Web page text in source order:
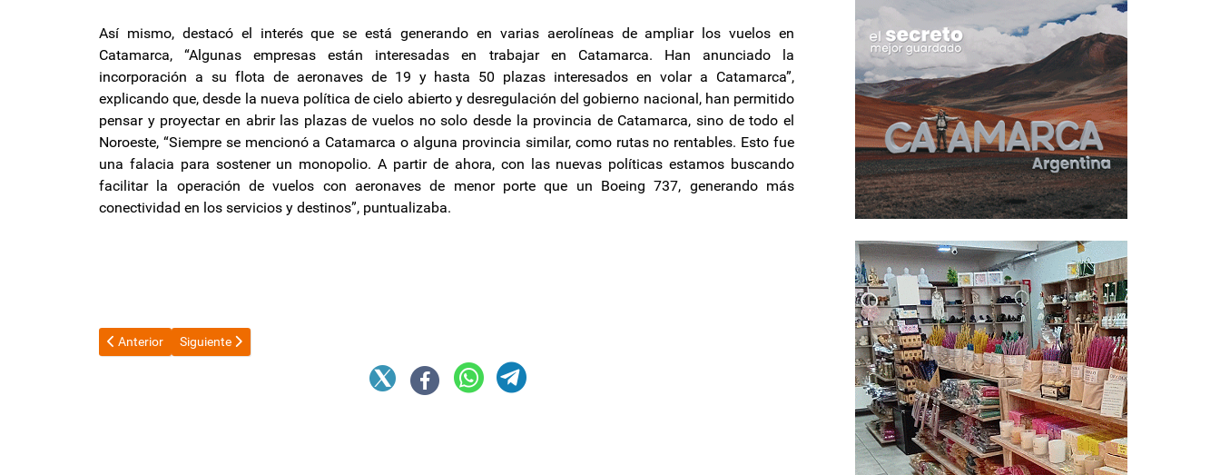
Así mismo, destacó el interés que se está generando en varias aerolíneas de ampliar los vuelos en
Catamarca, “Algunas empresas están interesadas en trabajar en Catamarca. Han anunciado la
incorporación a su flota de aeronaves de 19 y hasta 50 plazas interesados en volar a Catamarca”,
explicando que, desde la nueva política de cielo abierto y desregulación del gobierno nacional, han permitido
pensar y proyectar en abrir las plazas de vuelos no solo desde la provincia de Catamarca, sino de todo el
Noroeste, “Siempre se mencionó a Catamarca o alguna provincia similar, como rutas no rentables. Esto fue
una falacia para sostener un monopolio. A partir de ahora, con las nuevas políticas estamos buscando
facilitar la operación de vuelos con aeronaves de menor porte que un Boeing 737, generando más
conectividad en los servicios y destinos”, puntualizaba.
Artículo anterior: Paro nacional: Transporte y estatales se movilizan contra el gobierno
Anterior Artículo siguiente: El Gobierno creó un registro de obras sociales a las que podrán afiliarse los monotributistas
Siguiente